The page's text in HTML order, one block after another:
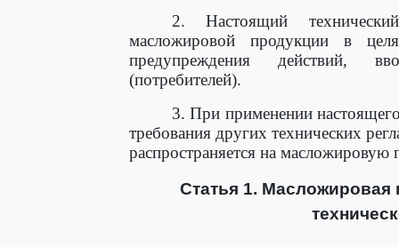
2. Настоящий
масложировой продукции в
предупреждения действий,
(потребителей).
3. При применении
требования других технических
распространяется на
Статья 1.